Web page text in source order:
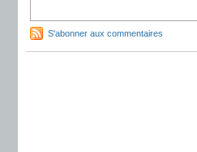
S'abonner aux commentaires